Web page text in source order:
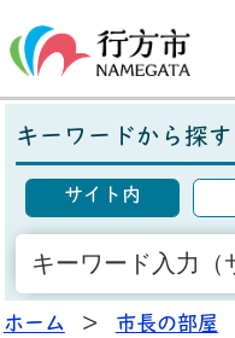
キーワードから探す
サイト内
ホーム > 市長の部屋